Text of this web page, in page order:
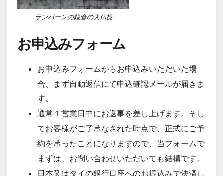
ランパーンの鎌倉の大仏様
お申込みフォーム
お申込みフォームからお申込みいただいた場
合、まず自動返信にて申込確認メールが届きま
す。
通常１営業日中にお返事を差し上げます。そし
てお客様がご了承なされた時点で、正式にご予
約を承ったことになりますので、当フォームで
まずは、お問い合わせいただいても結構です。
日本又はタイの銀行口座へのお振込みで決済し